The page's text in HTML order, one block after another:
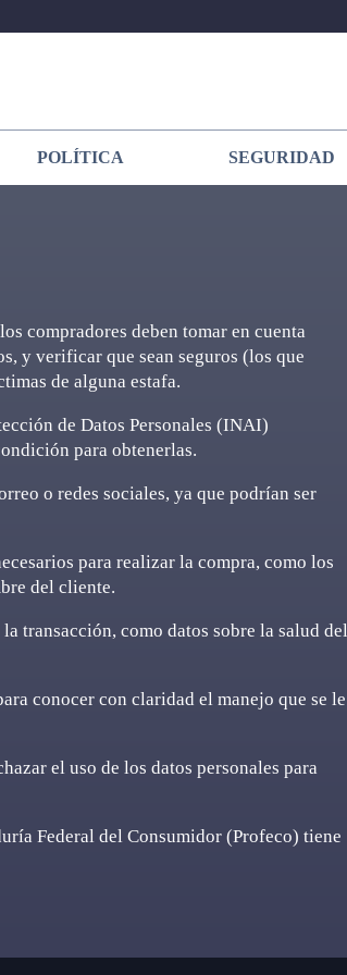
POLÍTICA SEGURIDAD
compradores deben tomar en cuenta
y verificar que sean seguros (los que
de alguna estafa.
de Datos Personales (INAI)
para obtenerlas.
o redes sociales, ya que podrían ser
para realizar la compra, como los
del cliente.
transacción, como datos sobre la salud del
conocer con claridad el manejo que se le
el uso de los datos personales para
Federal del Consumidor (Profeco) tiene